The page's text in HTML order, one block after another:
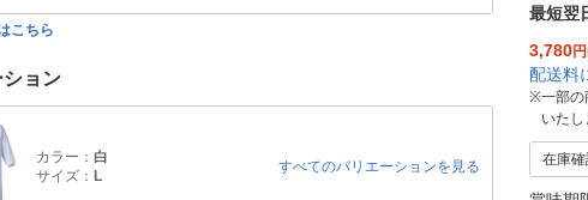
こちら
ョン
カラー： 白
サイズ： L
すべてのバリエーションを見る
最短翌
3,780円
配送料
※一部の
いたし
在庫